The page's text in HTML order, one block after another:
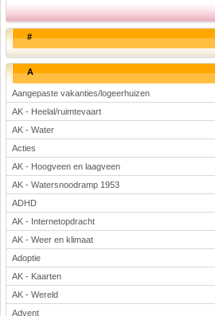
#
A
Aangepaste vakanties/logeerhuizen
AK - Heelal/ruimtevaart
AK - Water
Acties
AK - Hoogveen en laagveen
AK - Watersnoodramp 1953
ADHD
AK - Internetopdracht
AK - Weer en klimaat
Adoptie
AK - Kaarten
AK - Wereld
Advent